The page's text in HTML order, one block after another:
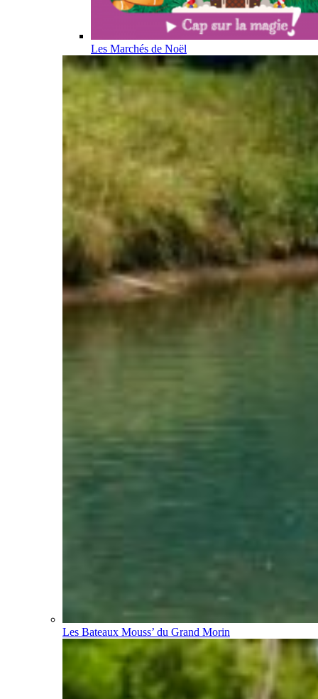
Les Marchés de Noël
Les Bateaux Mouss’ du Grand Morin